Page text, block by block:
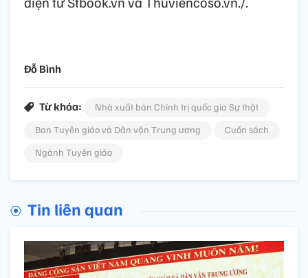
Đỗ Bình
Từ khóa:
Nhà xuất bản Chính trị quốc gia Sự thật
Ban Tuyên giáo và Dân vận Trung ương
Cuốn sách
Ngành Tuyên giáo
Tin liên quan